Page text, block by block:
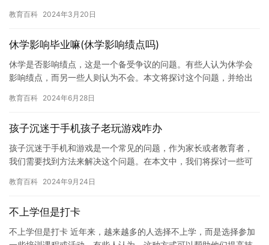
压…
教育百科 2024年3月20日
休学影响毕业嘛(休学影响绩点吗)
休学是否影响绩点，这是一个备受争议的问题。有些人认为休学会
影响绩点，而另一些人则认为不会。本文将探讨这个问题，并给出
学业…
教育百科 2024年6月28日
孩子沉迷于手机孩子老玩游戏咋办
孩子沉迷于手机和游戏是一个常见的问题，作为家长或者教育者，
我们需要找到方法来解决这个问题。在本文中，我们将探讨一些可
心发展…
教育百科 2024年9月24日
不上学但是打卡
不上学但是打卡 近年来，越来越多的人选择不上学，而是选择参加